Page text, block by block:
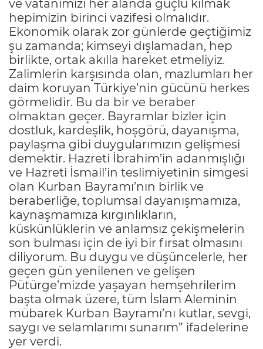
ve vatanımızı her alanda güçlü kılmak
hepimizin birinci vazifesi olmalıdır.
Ekonomik olarak zor günlerde geçtiğimiz
şu zamanda; kimseyi dışlamadan, hep
birlikte, ortak akılla hareket etmeliyiz.
Zalimlerin karşısında olan, mazlumları her
daim koruyan Türkiye’nin gücünü herkes
görmelidir. Bu da bir ve beraber
olmaktan geçer. Bayramlar bizler için
dostluk, kardeşlik, hoşgörü, dayanışma,
paylaşma gibi duygularımızın gelişmesi
demektir. Hazreti İbrahim’in adanmışlığı
ve Hazreti İsmail’in teslimiyetinin simgesi
olan Kurban Bayramı’nın birlik ve
beraberliğe, toplumsal dayanışmamıza,
kaynaşmamıza kırgınlıkların,
küskünlüklerin ve anlamsız çekişmelerin
son bulması için de iyi bir fırsat olmasını
diliyorum. Bu duygu ve düşüncelerle, her
geçen gün yenilenen ve gelişen
Pütürge’mizde yaşayan hemşehrilerim
başta olmak üzere, tüm İslam Aleminin
mübarek Kurban Bayramı’nı kutlar, sevgi,
saygı ve selamlarımı sunarım” ifadelerine
yer verdi.